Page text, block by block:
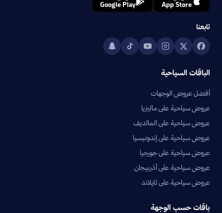
App Store
Google Play
تابعنا
الباقات السياحية
أفضل عروض الوجهات
عروض سياحية على ماليزيا
عروض سياحية على المالديف
عروض سياحية على إندونيسيا
عروض سياحية على جورجيا
عروض سياحية على أذربيجان
عروض سياحية على تايلاند
باقات حسب الوجهة